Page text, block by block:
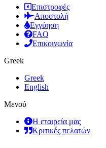
Επιστροφές
Αποστολή
Εγγύηση
FAQ
Επικοινωνία
Greek
Greek
English
Μενού
Η εταιρεία μας
Κριτικές πελατών